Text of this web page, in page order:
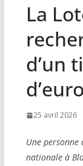
La
d’un
25 avril 2026
Une
nationale à